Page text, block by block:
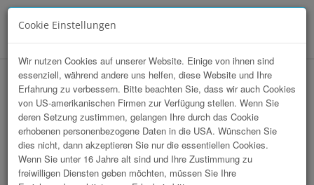
hr-lounge Mitte zu Gast bei TIGER
Cookie Einstellungen
Wir nutzen Cookies auf unserer Website. Einige von ihnen sind
essenziell, während andere uns helfen, diese Website und Ihre
Erfahrung zu verbessern. Bitte beachten Sie, dass wir auch Cookies
von US-amerikanischen Firmen zur Verfügung stellen. Wenn Sie
deren Setzung zustimmen, gelangen Ihre durch das Cookie
erhobenen personenbezogene Daten in die USA. Wünschen Sie
dies nicht, dann akzeptieren Sie nur die essentiellen Cookies.
Wenn Sie unter 16 Jahre alt sind und Ihre Zustimmung zu
freiwilligen Diensten geben möchten, müssen Sie Ihre